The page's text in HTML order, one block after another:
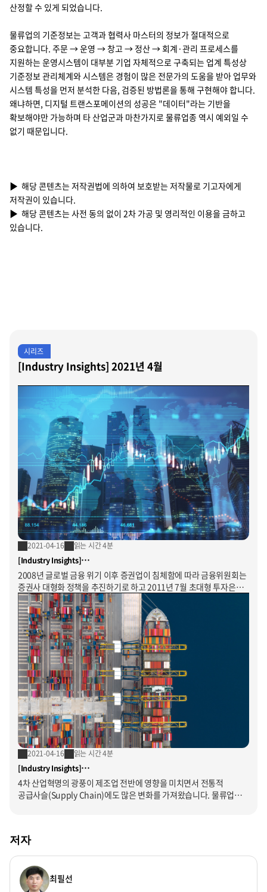
산정할 수 있게 되었습니다.
물류업의 기준정보는 고객과 협력사 마스터의 정보가 절대적으로
중요합니다. 주문 → 운영 → 창고 → 정산 → 회계·관리 프로세스를
지원하는 운영시스템이 대부분 기업 자체적으로 구축되는 업계 특성상
기준정보 관리체계와 시스템은 경험이 많은 전문가의 도움을 받아 업무와
시스템 특성을 먼저 분석한 다음, 검증된 방법론을 통해 구현해야 합니다.
왜냐하면, 디지털 트랜스포메이션의 성공은 "데이터"라는 기반을
확보해야만 가능하며 타 산업군과 마찬가지로 물류업종 역시 예외일 수
없기 때문입니다.
▶ 해당 콘텐츠는 저작권법에 의하여 보호받는 저작물로 기고자에게
저작권이 있습니다.
▶ 해당 콘텐츠는 사전 동의 없이 2차 가공 및 영리적인 이용을 금하고
있습니다.
시리즈
[Industry Insights] 2021년 4월
2021-04-16 읽는 시간 4분
[Industry Insights]
금융업종의 데이터 기반 혁신 전략: 투자은행(IB)의 디지털
트랜스포메이션 참조 모델
2008년 글로벌 금융 위기 이후 증권업이 침체함에 따라 금융위원회는
증권사 대형화 정책을 추진하기로 하고 2011년 7월 초대형 투자은행
육성 계획을 발표하였습니다. 그 결과 2017년 11월 ‘한국판
골드만삭스’를 지향하는 초대형 투자은행 5개사(미래에셋증권,
NH투자증권, 한국투자증권, 삼성증권, KB증권)가 탄생했습니다.
2021-04-16 읽는 시간 4분
[Industry Insights]
물류업종의 디지털 트랜스포메이션 추진을 위한 기준정보 혁신
사례
4차 산업혁명의 광풍이 제조업 전반에 영향을 미치면서 전통적
공급사슬(Supply Chain)에도 많은 변화를 가져왔습니다. 물류업
급격하게 이동하였고 물류 배송 또한 이에 대응해야 하는 상황에
직면했습니다.
저자
최필선